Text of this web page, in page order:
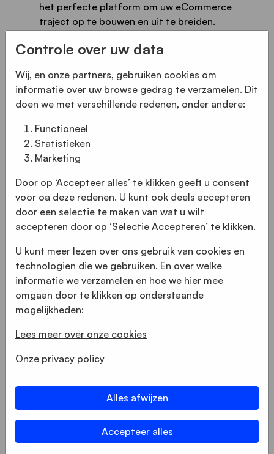
het perfecte platform om uw eCommerce
traject op te bouwen en uit te breiden.
Optimalisatie van
bedrijfsprocessen
Verminder de beheertijd met geautomatiseerde
uw website en D365 Sales en verminder de
factor 'menselijke fouten' door één
masterrecord.
Meer verkoop stimuleren
Geef uw verkoopteam de beschikking over
belangrijke klantgegevens voor segmentering en
targeting die snellere reactietijden en kortere
verkoopcycli mogelijk maken.
Gegevens verzamelen en de
online ervaring personaliseren
CRM-integratie is belangrijk voor het verkrijgen
van klantinzichten, die kunnen worden gebruikt
via gerichte inhoud, productaanbevelingen en
andere suggesties. Maak uw website relevanter
Controle over uw data
Wij, en onze partners, gebruiken cookies om
informatie over uw browse gedrag te verzamelen. Dit
doen we met verschillende redenen, onder andere:
Functioneel
Statistieken
Marketing
Door op ‘Accepteer alles’ te klikken geeft u consent
voor oa deze redenen. U kunt ook deels accepteren
door een selectie te maken van wat u wilt
accepteren door op ‘Selectie Accepteren’ te klikken.
U kunt meer lezen over ons gebruik van cookies en
technologien die we gebruiken. En over welke
informatie we verzamelen en hoe we hier mee
omgaan door te klikken op onderstaande
mogelijkheden:
Lees meer over onze cookies
Onze privacy policy
Alles afwijzen
Accepteer alles